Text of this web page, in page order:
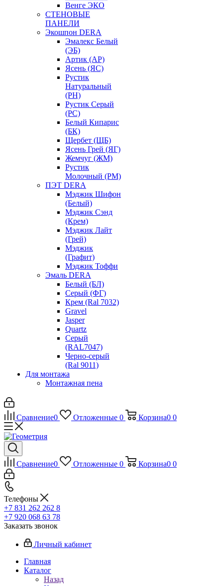
Венге ЭКО
СТЕНОВЫЕ
ПАНЕЛИ
Экошпон DERA
Эмалекс Белый
(ЭБ)
Артик (АР)
Ясень (ЯС)
Рустик
Натуральный
(РН)
Рустик Серый
(РС)
Белый Кипарис
(БК)
Щербет (ЩБ)
Ясень Грей (ЯГ)
Жемчуг (ЖМ)
Рустик
Молочный (РМ)
ПЭТ DERA
Мэджик Шифон
(Белый)
Мэджик Сэнд
(Крем)
Мэджик Лайт
(Грей)
Мэджик
(Графит)
Мэджик Тоффи
Эмаль DERA
Белый (БЛ)
Серый (ФГ)
Крем (Ral 7032)
Gravel
Jasper
Quartz
Серый
(RAL7047)
Черно-серый
(Ral 9011)
Для монтажа
Монтажная пена
Сравнение0 Отложенные 0 Корзина0 0
Сравнение0 Отложенные 0 Корзина0 0
Телефоны
+7 831 262 262 8
+7 920 068 63 78
Заказать звонок
Личный кабинет
Главная
Каталог
Назад